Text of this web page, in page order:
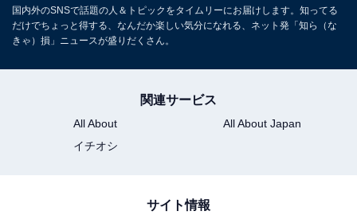
国内外のSNSで話題の人＆トピックをタイムリーにお届けします。知ってる
だけでちょっと得する、なんだか楽しい気分になれる、ネット発「知ら（な
きゃ）損」ニュースが盛りだくさん。
関連サービス
All About
All About Japan
イチオシ
サイト情報